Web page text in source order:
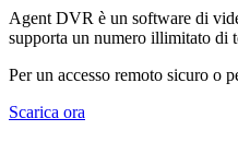
Agent DVR è un software di
supporta un numero illimitato di
Per un accesso remoto sicuro o
Scarica ora